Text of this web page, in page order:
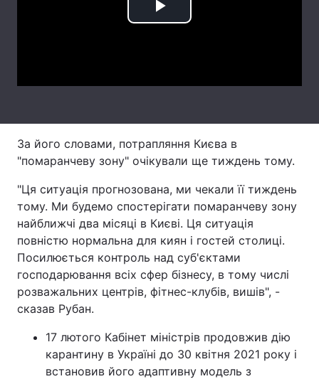
Думки
Тема оформлення
Play
За його словами, потрапляння Києва в
"помаранчеву зону" очікували ще тиждень тому.
"Ця ситуація прогнозована, ми чекали її тиждень
тому. Ми будемо спостерігати помаранчеву зону
найближчі два місяці в Києві. Ця ситуація
повністю нормальна для киян і гостей столиці.
Посилюється контроль над суб'єктами
господарювання всіх сфер бізнесу, в тому числі
розважальних центрів, фітнес-клубів, вишів", -
сказав Рубан.
17 лютого Кабінет міністрів продовжив дію
карантину в Україні до 30 квітня 2021 року і
встановив його адаптивну модель з